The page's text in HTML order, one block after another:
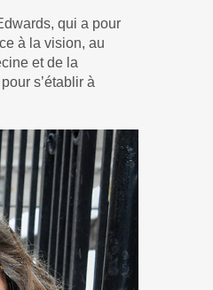
qui a pour
à la vision, au
et de la
s’établir à